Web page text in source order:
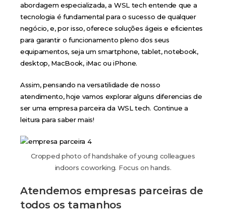
abordagem especializada, a WSL tech entende que a
tecnologia é fundamental para o sucesso de qualquer
negócio, e, por isso, oferece soluções ágeis e eficientes
para garantir o funcionamento pleno dos seus
equipamentos, seja um smartphone, tablet, notebook,
desktop, MacBook, iMac ou iPhone.
Assim, pensando na versatilidade de nosso
atendimento, hoje vamos explorar alguns diferencias de
ser uma empresa parceira da WSL tech. Continue a
leitura para saber mais!
Cropped photo of handshake of young colleagues
indoors coworking. Focus on hands.
Atendemos empresas parceiras de
todos os tamanhos